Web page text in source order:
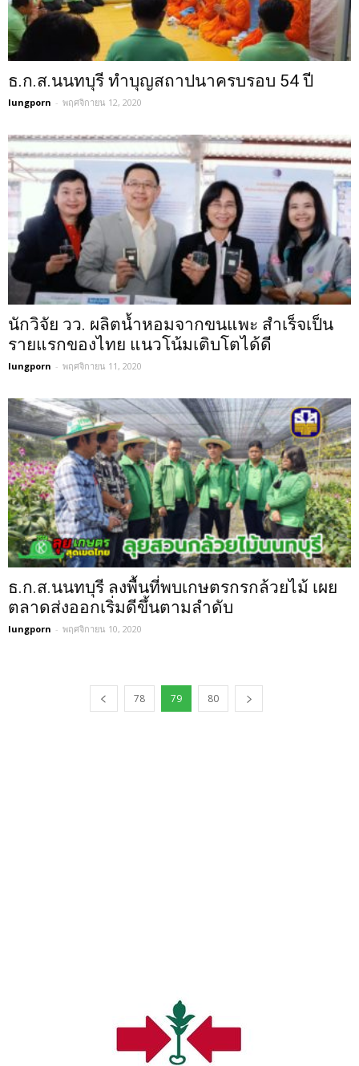
ธ.ก.ส.นนทบุรี ทำบุญสถาปนาครบรอบ 54 ปี
lungporn - พฤศจิกายน 12, 2020
นักวิจัย วว. ผลิตน้ำหอมจากขนแพะ สำเร็จเป็น
รายแรกของไทย แนวโน้มเติบโตได้ดี
lungporn - พฤศจิกายน 11, 2020
ธ.ก.ส.นนทบุรี ลงพื้นที่พบเกษตรกรกล้วยไม้ เผย
ตลาดส่งออกเริ่มดีขึ้นตามลำดับ
lungporn - พฤศจิกายน 10, 2020
78 79 80